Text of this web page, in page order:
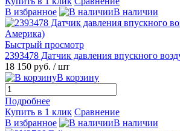
В избранное
В наличии
Быстрый просмотр
2393478 Датчик давления впускного
18 150 руб. / шт
В корзину
Подробнее
Купить в 1 клик Сравнение
В избранное
В наличии